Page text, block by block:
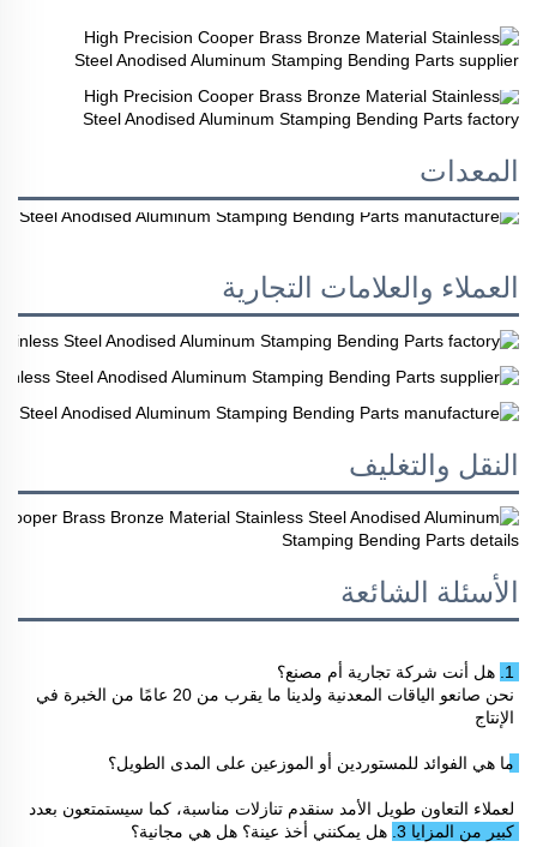
المعدات
العملاء والعلامات التجارية
النقل والتغليف
الأسئلة الشائعة
1. هل أنت شركة تجارية أم مصنع؟
الإنتاج
ما هي الفوائد للمستوردين أو الموزعين على المدى الطويل؟
كبير من المزايا 3. هل يمكنني أخذ عينة؟ هل هي مجانية؟